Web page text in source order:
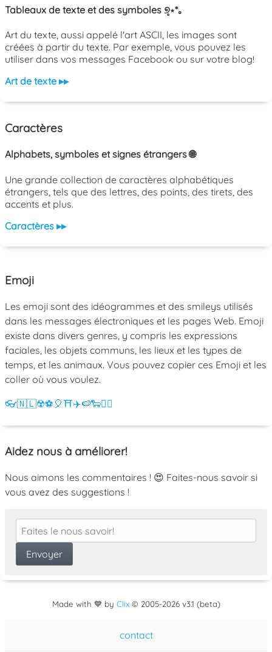
Tableaux de texte et des symboles ୭̥⋆*｡
Art du texte, aussi appelé l'art ASCII, les images sont
créées à partir du texte. Par exemple, vous pouvez les
utiliser dans vos messages Facebook ou sur votre blog!
Art de texte ▸▸
Caractères
Alphabets, symboles et signes étrangers 🌐
Une grande collection de caractères alphabétiques
étrangers, tels que des lettres, des points, des tirets, des
accents et plus.
Caractères ▸▸
Emoji
Les emoji sont des idéogrammes et des smileys utilisés
dans les messages électroniques et les pages Web. Emoji
existe dans divers genres, y compris les expressions
faciales, les objets communs, les lieux et les types de
temps, et les animaux. Vous pouvez copier ces Emoji et les
coller où vous voulez.
👓🇳🇱☢️⚽ 🎈⛩️✈️🍉🐑💁‍♀️
Aidez nous à améliorer!
Nous aimons les commentaires ! 😍 Faites-nous savoir si
vous avez des suggestions !
Made with 💙 by Clix© 2005-2026 v3.1 (beta)
contact